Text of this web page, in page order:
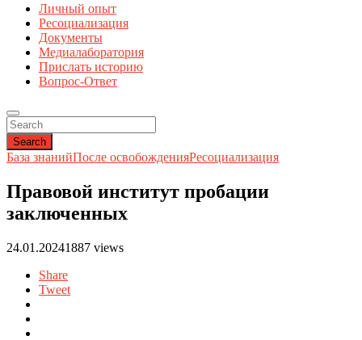
Личный опыт
Ресоциализация
Документы
Медиалаборатория
Прислать историю
Вопрос-Ответ
Search
База знанийПосле освобожденияРесоциализация
Правовой институт пробации
заключенных
24.01.20241887 views
Share
Tweet